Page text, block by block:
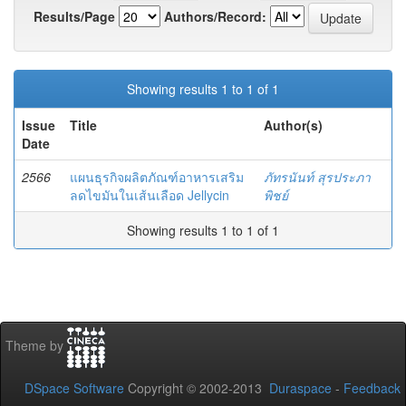
Results/Page
Authors/Record:
Showing results 1 to 1 of 1
Issue
Date
Title Author(s)
2566
แผนธุรกิจผลิตภัณฑ์อาหารเสริม
ลดไขมันในเส้นเลือด Jellycin
ภัทรนันท์ สุรประภา
พิชย์
Showing results 1 to 1 of 1
Theme by
DSpace Software Copyright © 2002-2013 Duraspace - Feedback